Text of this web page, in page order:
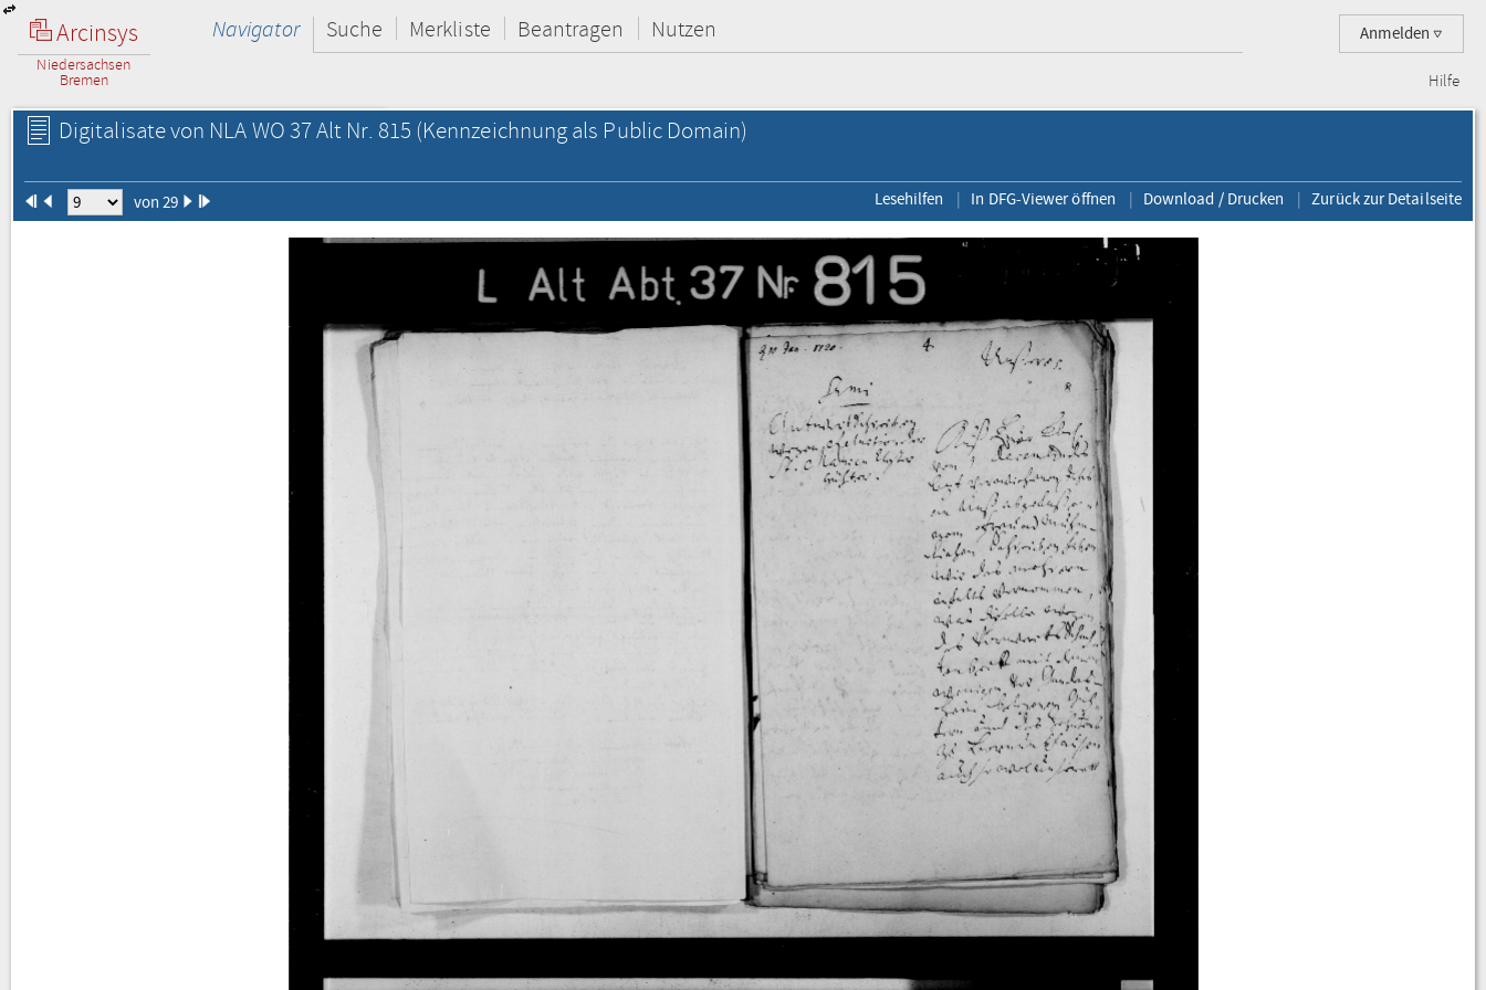
Arcinsys
Niedersachsen
Bremen
Anmelden
Navigator Suche Merkliste Beantragen Nutzen
Hilfe
Digitalisate von NLA WO 37 Alt Nr. 815 (Kennzeichnung als Public Domain)
von 29 Lesehilfen In DFG-Viewer öffnen Download / Drucken Zurück zur Detailseite